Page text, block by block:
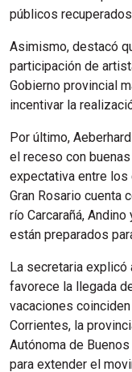
públicos
Asimismo, destacó
participación de
Gobierno provincial
incentivar la
Por último,
el receso con
expectativa entre los
Gran Rosario cuenta
río Carcarañá,
están preparados
La secretaria explicó
favorece la llegada
vacaciones
Corrientes, la
Autónoma de
para extender el